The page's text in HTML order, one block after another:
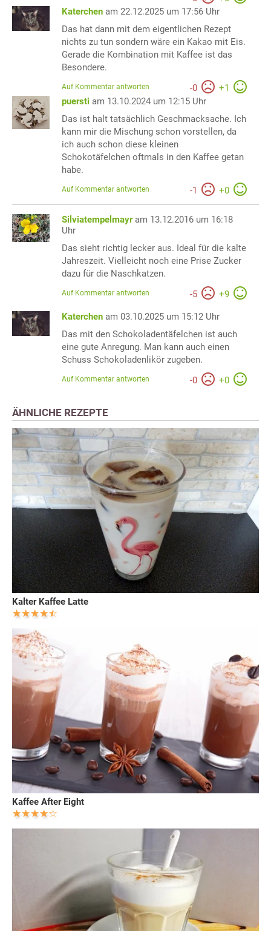
Katerchen am 22.12.2025 um 17:56 Uhr
Das hat dann mit dem eigentlichen Rezept
nichts zu tun sondern wäre ein Kakao mit Eis.
Gerade die Kombination mit Kaffee ist das
Besondere.
-0 +1
Auf Kommentar antworten
puersti am 13.10.2024 um 12:15 Uhr
Das ist halt tatsächlich Geschmacksache. Ich
kann mir die Mischung schon vorstellen, da
ich auch schon diese kleinen
Schokotäfelchen oftmals in den Kaffee getan
habe.
-1 +0
Auf Kommentar antworten
Silviatempelmayr am 13.12.2016 um 16:18
Uhr
Das sieht richtig lecker aus. Ideal für die kalte
Jahreszeit. Vielleicht noch eine Prise Zucker
dazu für die Naschkatzen.
-5 +9
Auf Kommentar antworten
Katerchen am 03.10.2025 um 15:12 Uhr
Das mit den Schokoladentäfelchen ist auch
eine gute Anregung. Man kann auch einen
Schuss Schokoladenlikör zugeben.
-0 +0
Auf Kommentar antworten
ÄHNLICHE REZEPTE
Kalter Kaffee Latte
Kaffee After Eight